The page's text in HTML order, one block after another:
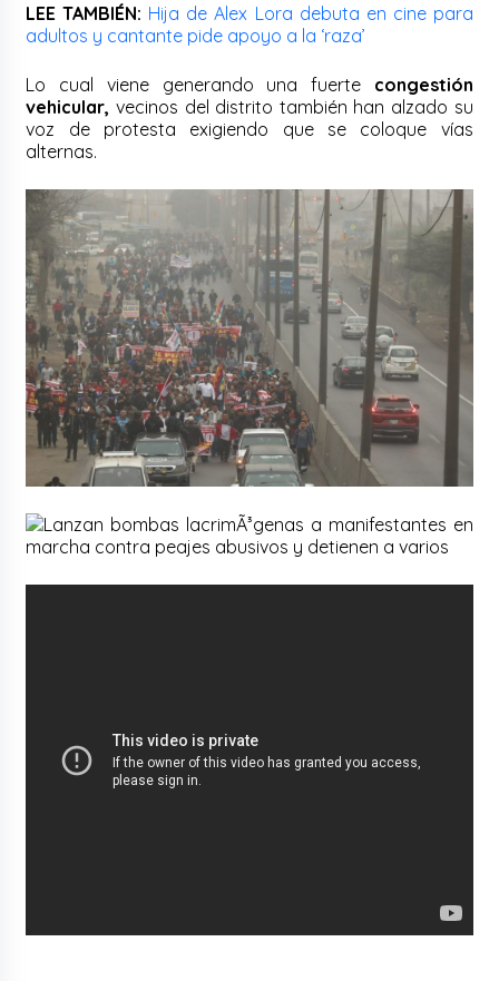
LEE TAMBIÉN: Hija de Alex Lora debuta en cine para
adultos y cantante pide apoyo a la ‘raza’
Lo cual viene generando una fuerte congestión
vehicular, vecinos del distrito también han alzado su
voz de protesta exigiendo que se coloque vías
alternas.